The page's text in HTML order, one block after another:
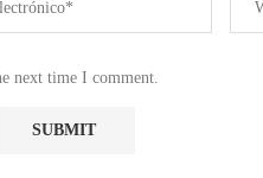
next time I comment.